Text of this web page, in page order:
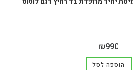
₪990
הוספה לסל